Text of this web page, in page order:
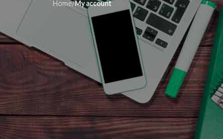
Home/My account
Register
Jika anda memiliki akun Facebook atau Google, maka anda
untuk masuk
dan akun anda dibuat otomatis
. Anda dapat
Dengan memiliki akun di plastikpedia, anda dapat melihat
pembelian sebelumnya. Klik tombol "REGISTER" dan
akan segera dibuat. Kami hanya memerlukan informasi
memproses pembelian anda dengan lebih cepat dan
REGISTER